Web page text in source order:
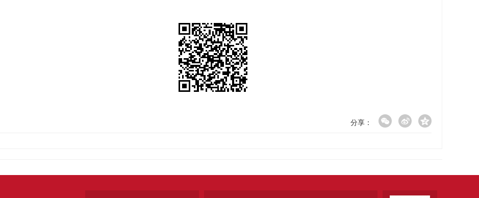
分享：